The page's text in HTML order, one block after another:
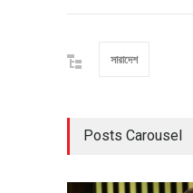
সারাদেশ
Posts Carousel